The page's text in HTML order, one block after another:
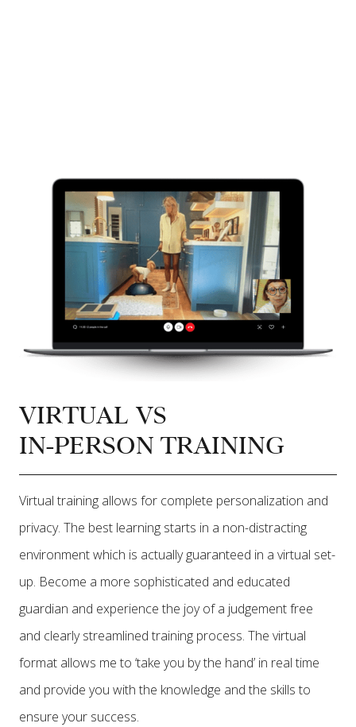
VIRTUAL VS
IN-PERSON TRAINING
Virtual training allows for complete personalization and
privacy. The best learning starts in a non-distracting
environment which is actually guaranteed in a virtual set-
up. Become a more sophisticated and educated
guardian and experience the joy of a judgement free
and clearly streamlined training process. The virtual
format allows me to ‘take you by the hand’ in real time
and provide you with the knowledge and the skills to
ensure your success.